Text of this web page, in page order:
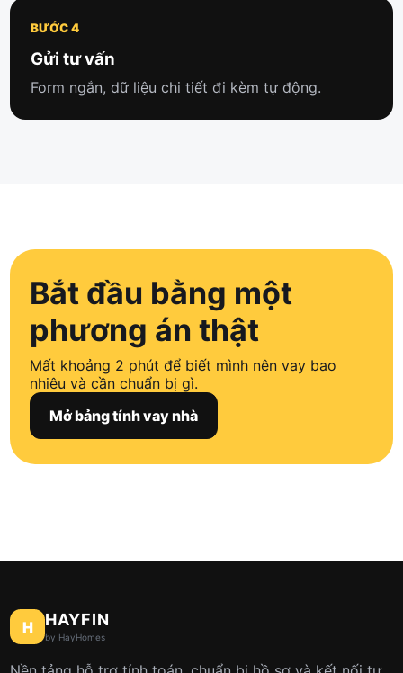
BƯỚC 4
Gửi tư vấn
Form ngắn, dữ liệu chi tiết đi kèm tự động.
Bắt đầu bằng một
phương án thật
Mất khoảng 2 phút để biết mình nên vay bao
nhiêu và cần chuẩn bị gì.
Mở bảng tính vay nhà
H HAYFIN
by HayHomes